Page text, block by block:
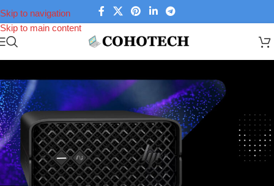
Skip to navigation
Skip to main content